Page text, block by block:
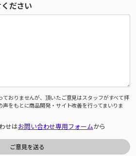
ださい
ておりませんが、頂いたご意見はスタッフがすべて拝
声をもとに商品開発・サイト改善を行ってまいりま
せはお問い合わせ専用フォームから